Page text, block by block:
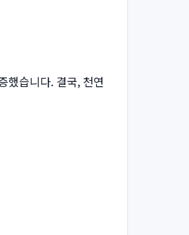
했습니다. 결국, 천연